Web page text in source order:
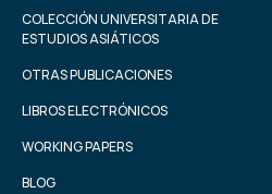
COLECCIÓN UNIVERSITARIA DE
ESTUDIOS ASIÁTICOS
OTRAS PUBLICACIONES
LIBROS ELECTRÓNICOS
WORKING PAPERS
BLOG